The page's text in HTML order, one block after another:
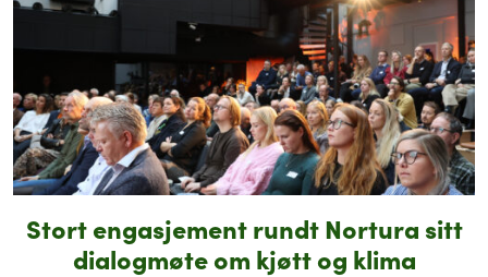
Stort engasjement rundt Nortura sitt
dialogmøte om kjøtt og klima